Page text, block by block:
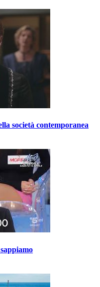
società contemporanea